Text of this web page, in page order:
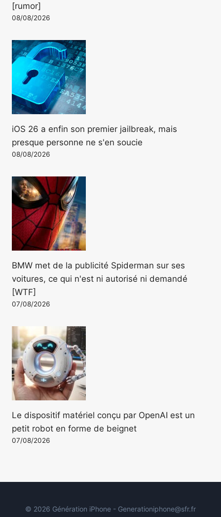
[rumor]
08/08/2026
iOS 26 a enfin son premier jailbreak, mais
presque personne ne s'en soucie
08/08/2026
BMW met de la publicité Spiderman sur ses
voitures, ce qui n'est ni autorisé ni demandé
[WTF]
07/08/2026
Le dispositif matériel conçu par OpenAI est un
petit robot en forme de beignet
07/08/2026
© 2026 Génération iPhone - Generationiphone@sfr.fr